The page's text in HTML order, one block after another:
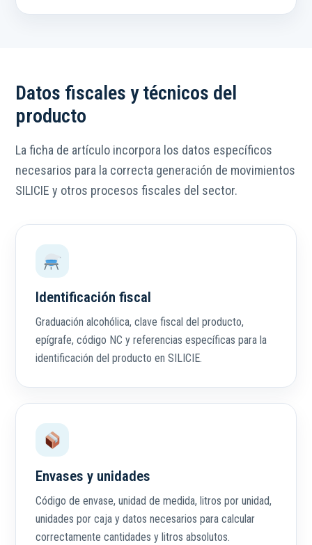
Datos fiscales y técnicos del
producto
La ficha de artículo incorpora los datos específicos
necesarios para la correcta generación de movimientos
SILICIE y otros procesos fiscales del sector.
Identificación fiscal
Graduación alcohólica, clave fiscal del producto,
epígrafe, código NC y referencias específicas para la
identificación del producto en SILICIE.
Envases y unidades
Código de envase, unidad de medida, litros por unidad,
unidades por caja y datos necesarios para calcular
correctamente cantidades y litros absolutos.